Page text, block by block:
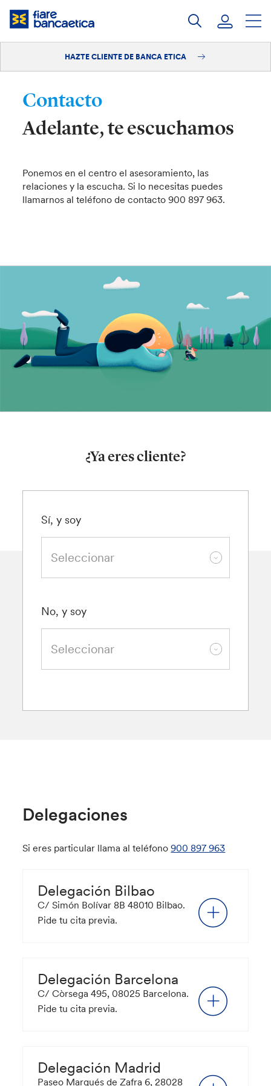
Saltar
Hazte cliente
HAZTE CLIENTE DE BANCA ETICA
Contacto
Adelante, te escuchamos
Ponemos en el centro el asesoramiento, las
relaciones y la escucha. Si lo necesitas puedes
llamarnos al teléfono de contacto 900 897 963.
¿Ya eres cliente?
Sí, y soy
No, y soy
Delegaciones
Si eres particular llama al teléfono900 897 963
Delegación Bilbao
C/ Simón Bolívar 8B 48010 Bilbao.
Pide tu cita previa.
Delegación Barcelona
C/ Còrsega 495, 08025 Barcelona.
Pide tu cita previa.
Delegación Madrid
Paseo Marqués de Zafra 6, 28028